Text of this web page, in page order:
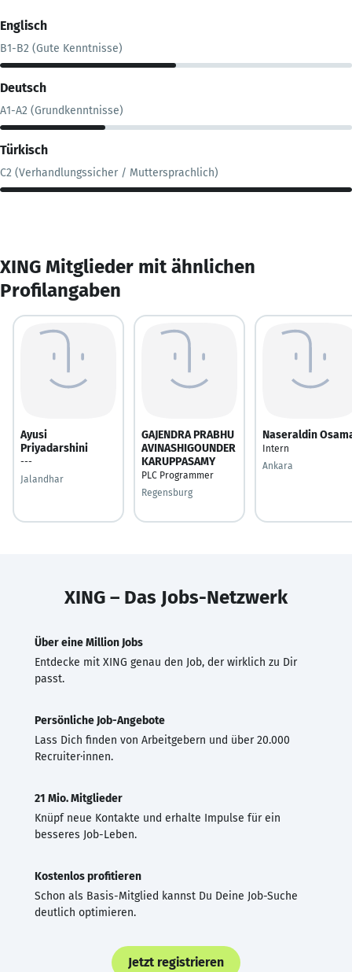
Englisch
B1-B2 (Gute Kenntnisse)
Deutsch
A1-A2 (Grundkenntnisse)
Türkisch
C2 (Verhandlungssicher / Muttersprachlich)
XING Mitglieder mit ähnlichen
Profilangaben
Ayusi
Priyadarshini
---
Jalandhar
GAJENDRA PRABHU
AVINASHIGOUNDER
KARUPPASAMY
PLC Programmer
Regensburg
Naseraldin
Intern
Ankara
XING – Das Jobs-Netzwerk
Über eine Million Jobs
Entdecke mit XING genau den Job, der wirklich zu Dir
passt.
Persönliche Job-Angebote
Lass Dich finden von Arbeitgebern und über 20.000
Recruiter·innen.
21 Mio. Mitglieder
Knüpf neue Kontakte und erhalte Impulse für ein
besseres Job-Leben.
Kostenlos profitieren
Schon als Basis-Mitglied kannst Du Deine Job-Suche
deutlich optimieren.
Jetzt registrieren